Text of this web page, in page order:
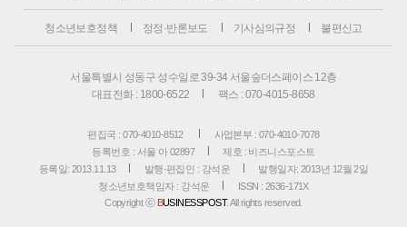
청소년보호정책 정정·반론보도 기사심의규정 불편신고
서울특별시 성동구 성수일로 39-34 서울숲더스페이스 12층
대표전화 : 1800-6522
팩스 : 070-4015-8658
편집국 : 070-4010-8512
사업본부 : 070-4010-7078
등록번호 : 서울 아 02897
제호 : 비즈니스포스트
등록일: 2013.11.13
발행·편집인 : 강석운
발행일자: 2013년 12월 2일
청소년보호책임자 : 강석운
ISSN : 2636-171X
Copyright ⓒ BUSINESSPOST. All rights reserved.